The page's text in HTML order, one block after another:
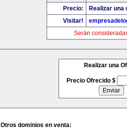
Precio:
Realizar una
Visitar!
Serán
Realizar una
Precio Ofrecido $
Otros dominios en venta: